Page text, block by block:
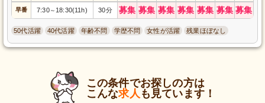
早番 7:30～ 18:30(11h) 30分 募集 募集 募集 募集 募集 募集 募集
50代活躍 40代活躍 年齢不問 学歴不問 女性が活躍 残業ほぼなし
この条件でお探しの方は
こんな求人 も見ています！